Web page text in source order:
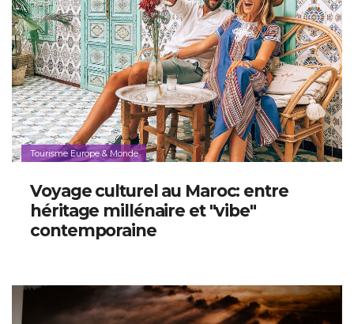
Tourisme Europe & Monde
Voyage culturel au Maroc: entre
héritage millénaire et "vibe"
contemporaine